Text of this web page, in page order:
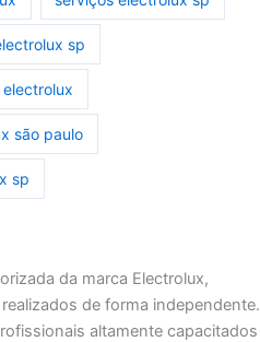
sp
são paulo
sp
da marca Electrolux,
de forma independente.
altamente capacitados